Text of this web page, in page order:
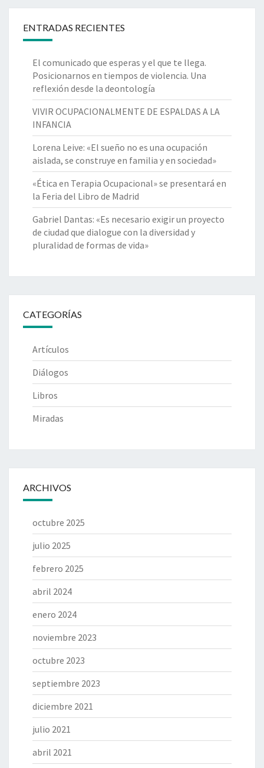
ENTRADAS RECIENTES
El comunicado que esperas y el que te llega.
Posicionarnos en tiempos de violencia. Una
reflexión desde la deontología
VIVIR OCUPACIONALMENTE DE ESPALDAS A LA
INFANCIA
Lorena Leive: «El sueño no es una ocupación
aislada, se construye en familia y en sociedad»
«Ética en Terapia Ocupacional» se presentará en
la Feria del Libro de Madrid
Gabriel Dantas: «Es necesario exigir un proyecto
de ciudad que dialogue con la diversidad y
pluralidad de formas de vida»
CATEGORÍAS
Artículos
Diálogos
Libros
Miradas
ARCHIVOS
octubre 2025
julio 2025
febrero 2025
abril 2024
enero 2024
noviembre 2023
octubre 2023
septiembre 2023
diciembre 2021
julio 2021
abril 2021